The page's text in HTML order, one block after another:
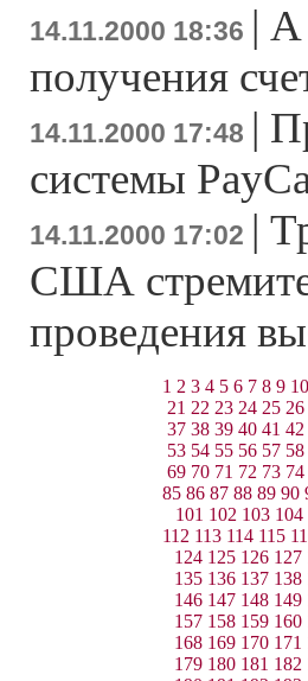
14.11.2000 18:36 | А
получения
14.11.2000 17:48 |
системы
14.11.2000 17:02 |
США
проведения
1 2 3 4 5 6 7 8 9 10
21 22 23 24 25 26
37 38 39 40 41 42
53 54 55 56 57 58
69 70 71 72 73 74
85 86 87 88 89 90
101 102 103 104
112 113 114 115
124 125 126 127
135 136 137 138
146 147 148 149
157 158 159 160
168 169 170 171
179 180 181 182